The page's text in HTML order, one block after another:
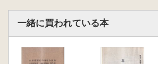
一緒に買われている本